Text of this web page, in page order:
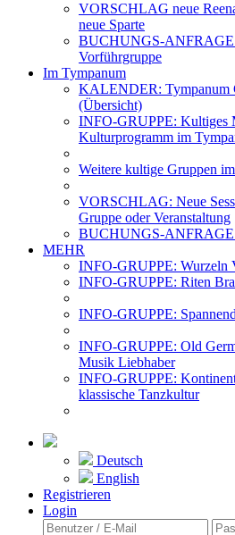
VORSCHLAG neue
neue Sparte
BUCHUNGS-ANFRAGE
Vorführgruppe
Im Tympanum
KALENDER: Tympanum
(Übersicht)
INFO-GRUPPE: Kultiges
Kulturprogramm im
Weitere kultige Gruppen
VORSCHLAG: Neue
Gruppe oder Veranstaltung
BUCHUNGS-ANFRAGE
MEHR
INFO-GRUPPE: Wurzeln
INFO-GRUPPE: Riten
INFO-GRUPPE:
INFO-GRUPPE: Old
Musik Liebhaber
INFO-GRUPPE:
klassische Tanzkultur
Deutsch
English
Registrieren
Login